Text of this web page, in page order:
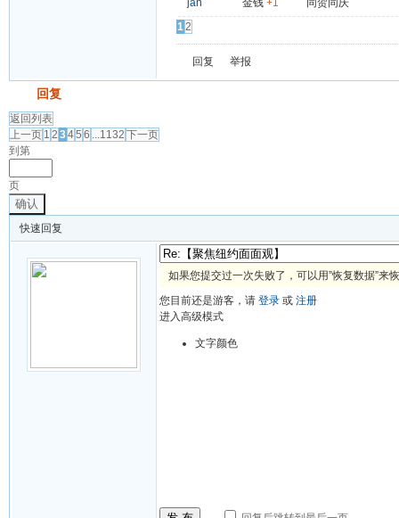
jan 金钱 +1
同贺同庆
12
回复 举报
回复
返回列表
上一页 1 2 345 6 ...1132 下一页
到第
页
确认
快速回复
如果您提交过一次失败了，可以用”恢复数据”来
您目前还是游客，请 登录 或 注册
进入高级模式
文字颜色